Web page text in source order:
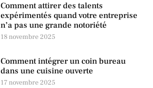
Comment attirer des talents
expérimentés quand votre entreprise
n’a pas une grande notoriété
18 novembre 2025
Comment intégrer un coin bureau
dans une cuisine ouverte
17 novembre 2025